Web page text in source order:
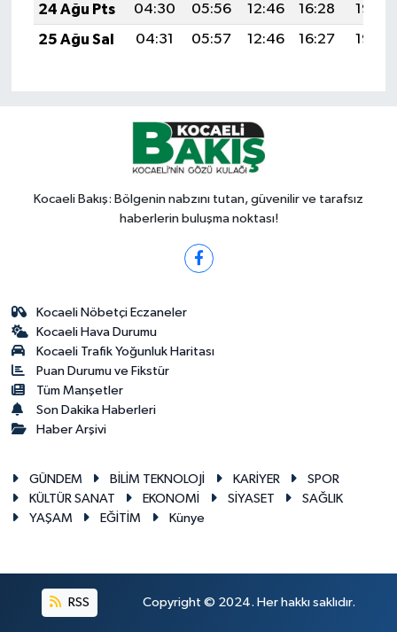
24 Ağu Pts
04:30 05:56 12:46 16:28
19:27
25 Ağu Sal
04:31 05:57 12:46 16:27 19:25
Kocaeli Bakış: Bölgenin nabzını tutan, güvenilir ve tarafsız
haberlerin buluşma noktası!
Kocaeli Nöbetçi Eczaneler
Kocaeli Hava Durumu
Kocaeli Trafik Yoğunluk Haritası
Puan Durumu ve Fikstür
Tüm Manşetler
Son Dakika Haberleri
Haber Arşivi
GÜNDEM BİLİM TEKNOLOJİ KARİYER
SPOR
KÜLTÜR SANAT
EKONOMİ SİYASET
SAĞLIK
YAŞAM
EĞİTİM Künye
RSS Copyright © 2024. Her hakkı saklıdır.